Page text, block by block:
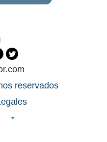
reservados